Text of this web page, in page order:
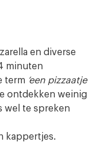
en diverse
minuten
term ‘een pizzaatje
ontdekken weinig
wel te spreken
kappertjes.